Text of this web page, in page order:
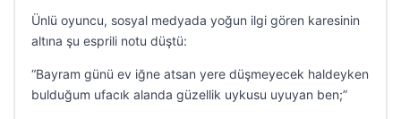
Ünlü oyuncu, sosyal medyada yoğun ilgi gören karesinin
altına şu esprili notu düştü:
“Bayram günü ev iğne atsan yere düşmeyecek haldeyken
bulduğum ufacık alanda güzellik uykusu uyuyan ben;”